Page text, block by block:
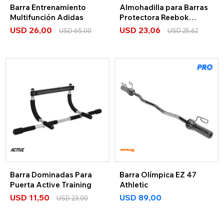
Barra Entrenamiento
Multifunción Adidas
USD 26,00 USD65,00
Almohadilla para Barras
Protectora Reebok
Strength
USD 23,06 USD25,62
Barra Dominadas Para
Puerta Active Training
USD 11,50 USD23,00
Barra Olímpica EZ 47
Athletic
USD 89,00